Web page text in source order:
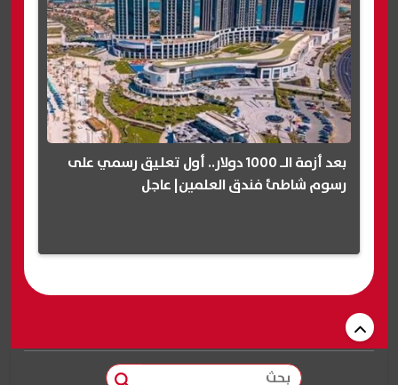
بعد أزمة الـ 1000 دولار.. أول تعليق رسمي على
رسوم شاطئ فندق العلمين| عاجل
بحث